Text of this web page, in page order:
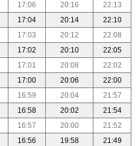
17:06 20:16
22:13
17:04 20:14
22:10
17:03 20:12
22:08
17:02 20:10
22:05
17:01 20:08
22:02
17:00 20:06
22:00
16:59 20:04
21:57
16:58 20:02
21:54
16:57 20:00
21:52
16:56 19:58
21:49